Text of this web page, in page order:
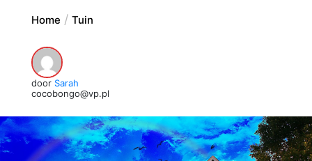
Home Tuin
door Sarah
cocobongo@vp.pl